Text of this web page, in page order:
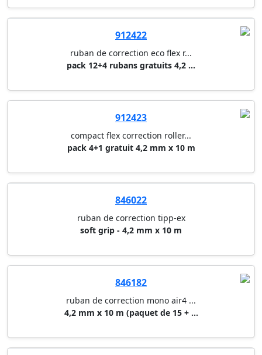
912422
ruban de correction eco flex r...
pack 12+4 rubans gratuits 4,2 ...
912423
compact flex correction roller...
pack 4+1 gratuit 4,2 mm x 10 m
846022
ruban de correction tipp-ex
soft grip - 4,2 mm x 10 m
846182
ruban de correction mono air4 ...
4,2 mm x 10 m (paquet de 15 + ...